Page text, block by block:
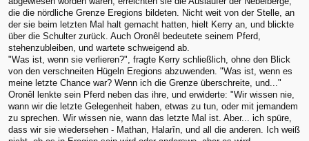
die die nördliche Grenze Eregions bildeten. Nicht weit von der Stelle, an
der sie beim letzten Mal halt gemacht hatten, hielt Kerry an, und blickte
über die Schulter zurück. Auch Oronêl bedeutete seinem Pferd,
stehenzubleiben, und wartete schweigend ab.
"Was ist, wenn sie verlieren?", fragte Kerry schließlich, ohne den Blick
von den verschneiten Hügeln Eregions abzuwenden. "Was ist, wenn es
meine letzte Chance war? Wenn ich die Grenze überschreite, und..."
Oronêl lenkte sein Pferd neben das ihre, und erwiderte: "Wir wissen nie,
wann wir die letzte Gelegenheit haben, etwas zu tun, oder mit jemandem
zu sprechen. Wir wissen nie, wann das letzte Mal ist. Aber... ich spüre,
dass wir sie wiedersehen - Mathan, Halarîn, und all die anderen. Ich weiß